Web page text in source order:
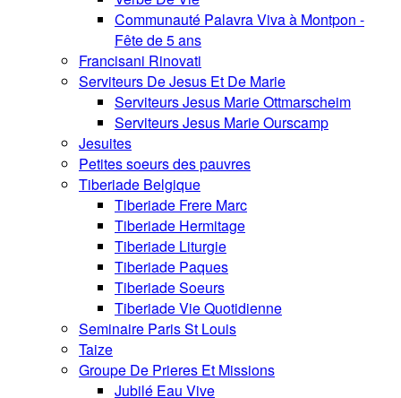
Communauté Palavra Viva à Montpon -
Fête de 5 ans
Francisani Rinovati
Serviteurs De Jesus Et De Marie
Serviteurs Jesus Marie Ottmarscheim
Serviteurs Jesus Marie Ourscamp
Jesuites
Petites soeurs des pauvres
Tiberiade Belgique
Tiberiade Frere Marc
Tiberiade Hermitage
Tiberiade Liturgie
Tiberiade Paques
Tiberiade Soeurs
Tiberiade Vie Quotidienne
Seminaire Paris St Louis
Taize
Groupe De Prieres Et Missions
Jubilé Eau Vive